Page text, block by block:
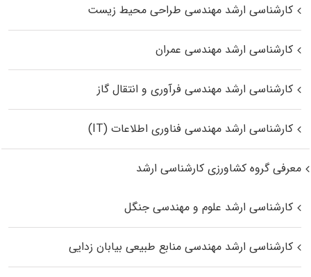
کارشناسی ارشد مهندسی طراحی محیط زیست
کارشناسی ارشد مهندسی عمران
کارشناسی ارشد مهندسی فرآوری و انتقال گاز
کارشناسی ارشد مهندسی فناوری اطلاعات (IT)
معرفی گروه کشاورزی کارشناسی ارشد
کارشناسی ارشد علوم و مهندسی جنگل
کارشناسی ارشد مهندسی منابع طبیعی بیابان زدایی